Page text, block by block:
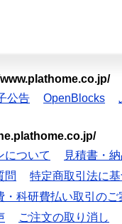
公告 OpenBlocks
について
見積書・
問
特定商取引法に
・科研費払い取引のご
ご注文の取り消し